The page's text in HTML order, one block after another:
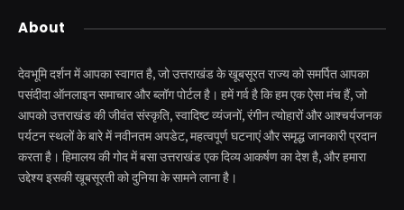
About
देवभूमि दर्शन में आपका स्वागत है, जो उत्तराखंड के खूबसूरत राज्य को समर्पित आपका
पसंदीदा ऑनलाइन समाचार और ब्लॉग पोर्टल है। हमें गर्व है कि हम एक ऐसा मंच हैं, जो
आपको उत्तराखंड की जीवंत संस्कृति, स्वादिष्ट व्यंजनों, रंगीन त्योहारों और आश्चर्यजनक
पर्यटन स्थलों के बारे में नवीनतम अपडेट, महत्वपूर्ण घटनाएं और समृद्ध जानकारी प्रदान
करता है। हिमालय की गोद में बसा उत्तराखंड एक दिव्य आकर्षण का देश है, और हमारा
उद्देश्य इसकी खूबसूरती को दुनिया के सामने लाना है।